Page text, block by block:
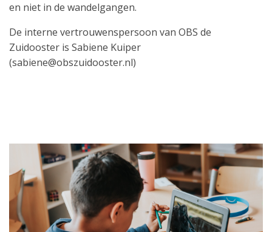
en niet in de wandelgangen.
De interne vertrouwenspersoon van OBS de
Zuidooster is Sabiene Kuiper
(sabiene@obszuidooster.nl)